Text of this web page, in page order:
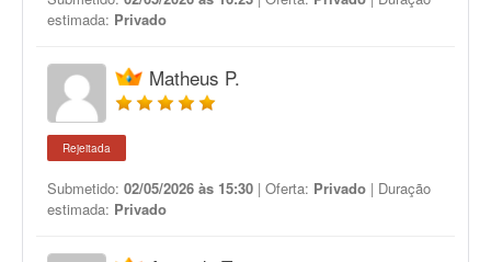
estimada: Privado
Matheus P.
Rejeitada
Submetido: 02/05/2026 às 15:30 | Oferta: Privado | Duração
estimada: Privado